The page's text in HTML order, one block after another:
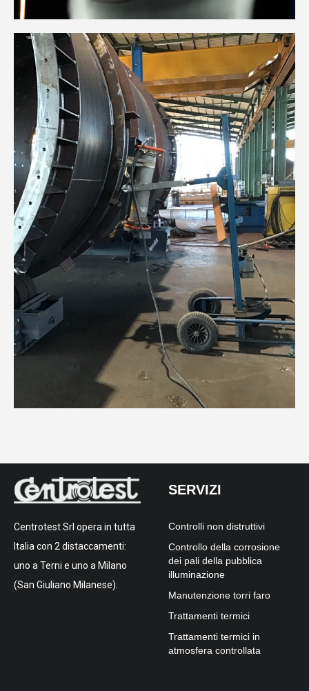
Centrotest Srl opera in tutta
Italia con 2 distaccamenti:
uno a Terni e uno a Milano
(San Giuliano Milanese).
SERVIZI
Controlli non distruttivi
Controllo della corrosione
dei pali della pubblica
illuminazione
Manutenzione torri faro
Trattamenti termici
Trattamenti termici in
atmosfera controllata